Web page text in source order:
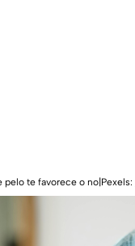
te favorece o no|Pexels: